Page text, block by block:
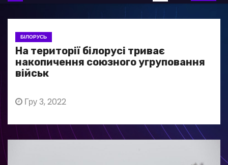
БІЛОРУСЬ
На території білорусі триває
накопичення союзного угруповання
військ
Гру 3, 2022